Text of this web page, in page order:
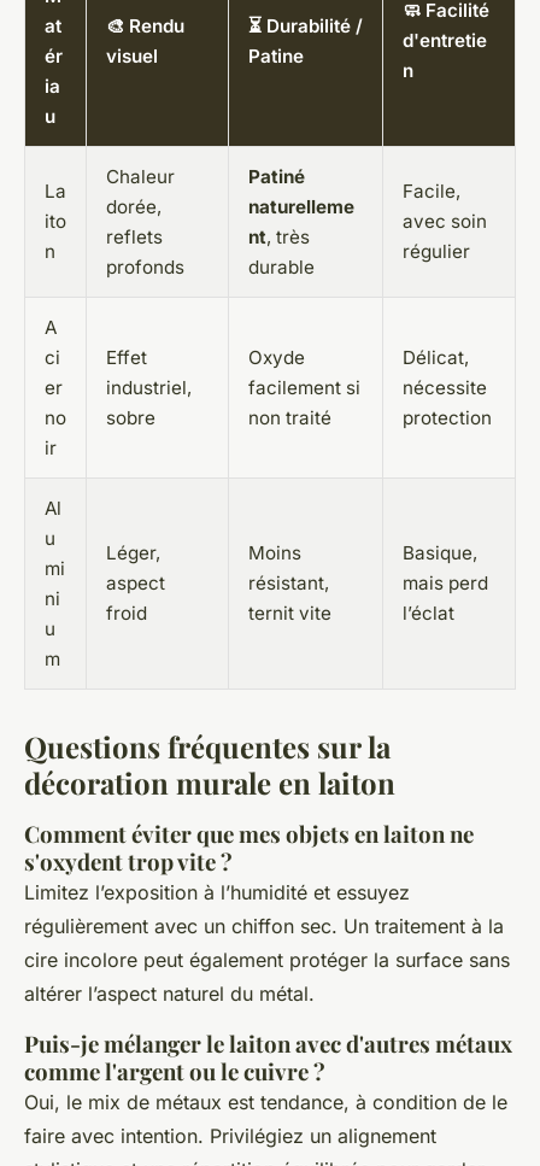
at
ér
ia
u
🎨 Rendu
visuel
⏳ Durabilité /
Patine
🧼 Facilité
d'entretie
n
La
ito
n
Chaleur
dorée,
reflets
profonds
Patiné
naturelleme
nt, très
durable
Facile,
avec soin
régulier
A
ci
er
no
ir
Effet
industriel,
sobre
Oxyde
facilement si
non traité
Délicat,
nécessite
protection
Al
u
mi
ni
u
m
Léger,
aspect
froid
Moins
résistant,
ternit vite
Basique,
mais perd
l’éclat
Questions fréquentes sur la
décoration murale en laiton
Comment éviter que mes objets en laiton ne
s'oxydent trop vite ?
Limitez l’exposition à l’humidité et essuyez
régulièrement avec un chiffon sec. Un traitement à la
cire incolore peut également protéger la surface sans
altérer l’aspect naturel du métal.
Puis-je mélanger le laiton avec d'autres métaux
comme l'argent ou le cuivre ?
Oui, le mix de métaux est tendance, à condition de le
faire avec intention. Privilégiez un alignement